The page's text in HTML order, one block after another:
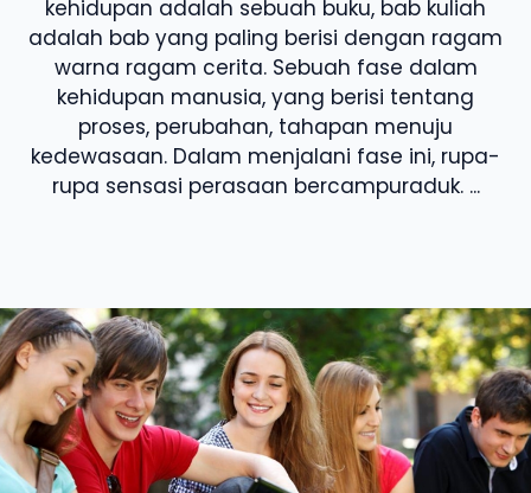
kehidupan adalah sebuah buku, bab kuliah
adalah bab yang paling berisi dengan ragam
warna ragam cerita. Sebuah fase dalam
kehidupan manusia, yang berisi tentang
proses, perubahan, tahapan menuju
kedewasaan. Dalam menjalani fase ini, rupa-
rupa sensasi perasaan bercampuraduk. ...